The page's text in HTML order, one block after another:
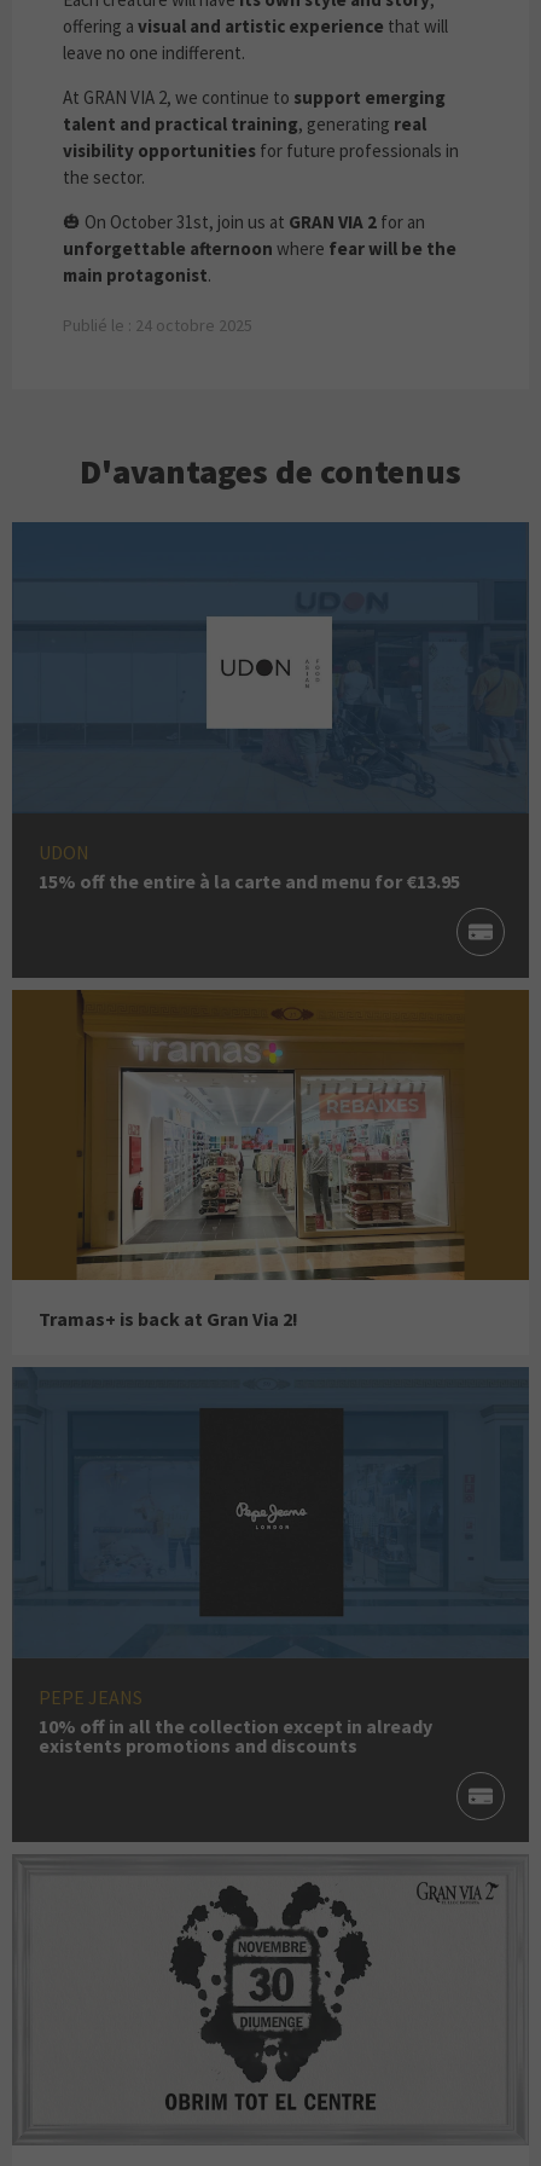
offering a visual and artistic experience that will
leave no one indifferent.
At GRAN VIA 2, we continue to support emerging
talent and practical training, generating real
visibility opportunities for future professionals in
the sector.
🎃 On October 31st, join us at GRAN VIA 2 for an
unforgettable afternoon where fear will be the
main protagonist.
Publié le : 24 octobre 2025
D'avantages de contenus
UDON
15% off the entire à la carte and menu for €13.95
Tramas+ is back at Gran Via 2!
PEPE JEANS
10% off in all the collection except in already
existents promotions and discounts